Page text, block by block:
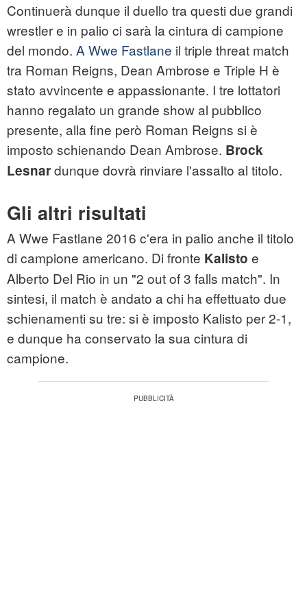
Continuerà dunque il duello tra questi due grandi
wrestler e in palio ci sarà la cintura di campione
del mondo. A Wwe Fastlane il triple threat match
tra Roman Reigns, Dean Ambrose e Triple H è
stato avvincente e appassionante. I tre lottatori
hanno regalato un grande show al pubblico
presente, alla fine però Roman Reigns si è
imposto schienando Dean Ambrose. Brock
Lesnardunque dovrà rinviare l'assalto al titolo.
Gli altri risultati
A Wwe Fastlane 2016 c'era in palio anche il titolo
di campione americano. Di fronte Kalisto e
Alberto Del Rio in un "2 out of 3 falls match". In
sintesi, il match è andato a chi ha effettuato due
schienamenti su tre: si è imposto Kalisto per 2-1,
e dunque ha conservato la sua cintura di
campione.